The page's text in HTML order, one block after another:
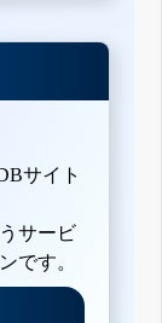
サイト
サービ
です。